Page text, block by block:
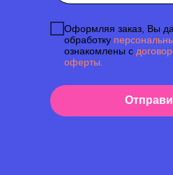
Оформляя заказ, Вы
обработку
ознакомлены с
оферты.